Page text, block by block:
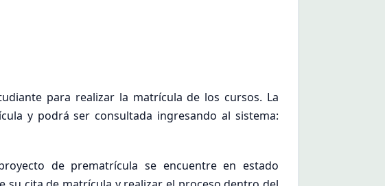
para realizar la matrícula de los cursos. La
y podrá ser consultada ingresando al sistema:
de prematrícula se encuentre en estado